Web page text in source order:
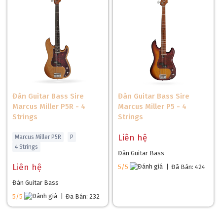
Đàn Guitar Bass Sire
Marcus Miller P5R - 4
Strings
Marcus Miller P5R
P
4 Strings
Liên hệ
Đàn Guitar Bass
5/5
Đã Bán: 232
Đàn Guitar Bass Sire
Marcus Miller P5 - 4
Strings
Liên hệ
Đàn Guitar Bass
5/5
Đã Bán: 424